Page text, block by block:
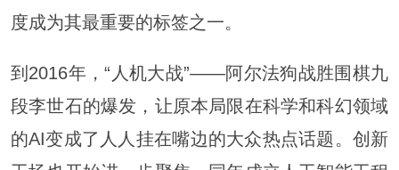
度成为其最重要的标签之一。
到2016年，“人机大战”——阿尔法狗战胜围棋九
段李世石的爆发，让原本局限在科学和科幻领域
的AI变成了人人挂在嘴边的大众热点话题。创新